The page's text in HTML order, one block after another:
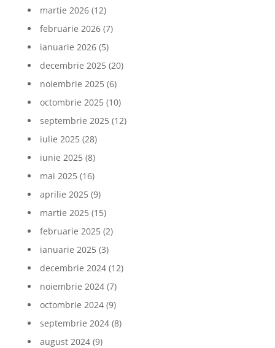
martie 2026(12)
februarie 2026(7)
ianuarie 2026(5)
decembrie 2025(20)
noiembrie 2025(6)
octombrie 2025(10)
septembrie 2025(12)
iulie 2025(28)
iunie 2025(8)
mai 2025(16)
aprilie 2025(9)
martie 2025(15)
februarie 2025(2)
ianuarie 2025(3)
decembrie 2024(12)
noiembrie 2024(7)
octombrie 2024(9)
septembrie 2024(8)
august 2024(9)